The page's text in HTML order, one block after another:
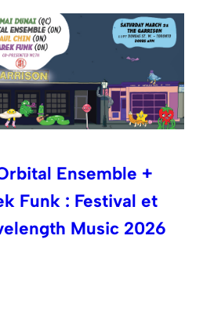
Ensemble +
Funk : Festival et
Music 2026